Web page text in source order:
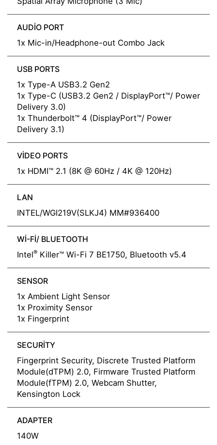
AUDIO PORT
1x Mic-in/Headphone-out Combo Jack
USB PORTS
1x Type-A USB3.2 Gen2
1x Type-C (USB3.2 Gen2 / DisplayPort™/ Power
Delivery 3.0)
1x Thunderbolt™ 4 (DisplayPort™/ Power
Delivery 3.1)
VIDEO PORTS
1x HDMI™ 2.1 (8K @ 60Hz / 4K @ 120Hz)
LAN
INTEL/WGI219V(SLKJ4) MM#936400
WI-FI/ BLUETOOTH
Intel® Killer™ Wi-Fi 7 BE1750, Bluetooth v5.4
SENSOR
1x Ambient Light Sensor
1x Proximity Sensor
1x Fingerprint
SECURITY
Fingerprint Security, Discrete Trusted Platform
Module(dTPM) 2.0, Firmware Trusted Platform
Module(fTPM) 2.0, Webcam Shutter,
Kensington Lock
ADAPTER
140W